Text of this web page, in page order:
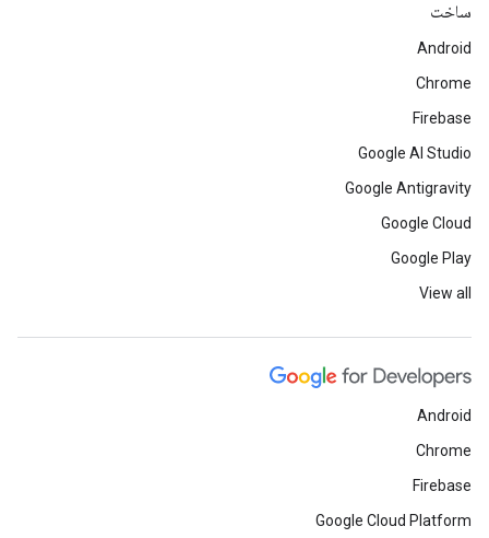
ساخت
Android
Chrome
Firebase
Google AI Studio
Google Antigravity
Google Cloud
Google Play
View all
Android
Chrome
Firebase
Google Cloud Platform